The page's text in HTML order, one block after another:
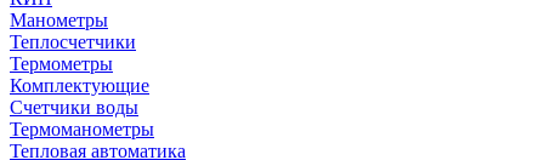
Манометры
Теплосчетчики
Термометры
Комплектующие
Счетчики воды
Термоманометры
Тепловая автоматика